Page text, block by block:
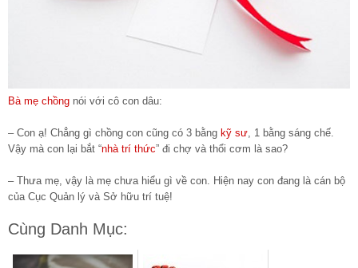
Bà mẹ chồng nói với cô con dâu:
– Con ạ! Chẳng gì chồng con cũng có 3 bằng kỹ sư , 1 bằng sáng chế.
Vậy mà con lại bắt “nhà trí thức” đi chợ và thổi cơm là sao?
– Thưa mẹ, vậy là mẹ chưa hiểu gì về con. Hiện nay con đang là cán bộ
của Cục Quản lý và Sở hữu trí tuệ!
Cùng Danh Mục: